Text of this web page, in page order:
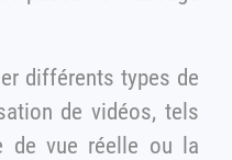
tels
de vue réelle ou la